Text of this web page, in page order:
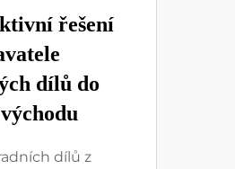
řešení
dílů do
dílů z